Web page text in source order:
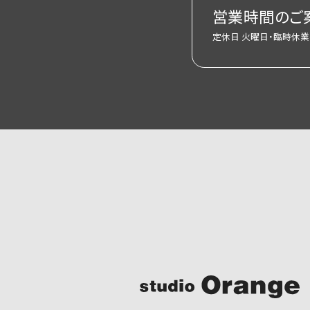
営業時間のご
定休日 火曜日・臨時休